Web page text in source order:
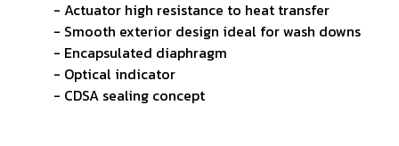
- Actuator high resistance to heat transfer
- Smooth exterior design ideal for wash downs
- Encapsulated diaphragm
- Optical indicator
- CDSA sealing concept